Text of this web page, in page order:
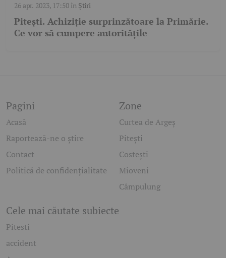
26 apr. 2023, 17:50în Știri
Pitești. Achiziție surprinzătoare la Primărie.
Ce vor să cumpere autoritățile
Pagini
Acasă
Raportează-ne o știre
Contact
Politică de confidențialitate
Zone
Curtea de Argeș
Pitești
Costești
Mioveni
Câmpulung
Cele mai căutate subiecte
Pitesti
accident